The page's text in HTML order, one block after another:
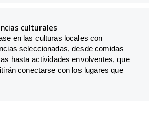
culturales
en las culturas locales con
seleccionadas, desde comidas
hasta actividades envolventes, que
conectarse con los lugares que